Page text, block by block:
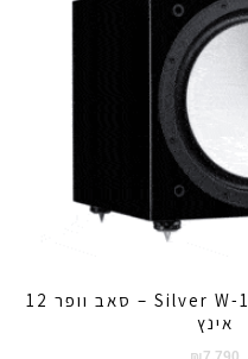
Silver W-12 Monitor Audio – סאב וופר 12
אינץ